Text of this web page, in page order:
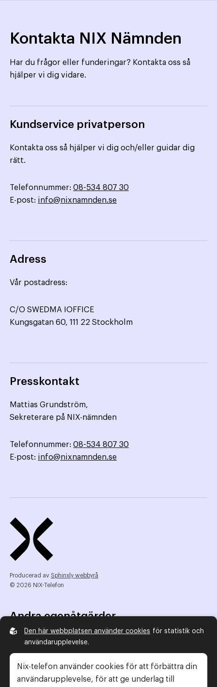
Kontakta NIX Nämnden
Har du frågor eller funderingar? Kontakta oss så
hjälper vi dig vidare.
Kundservice privatperson
Kontakta oss så hjälper vi dig och/eller guidar dig
rätt.
Telefonnummer: 08-534 807 30
E-post: info@nixnamnden.se
Adress
Vår postadress:
C/O SWEDMA IOFFICE
Kungsgatan 60, 111 22 Stockholm
Presskontakt
Mattias Grundström,
Sekreterare på NIX-nämnden
Telefonnummer: 08-534 807 30
E-post: info@nixnamnden.se
Producerad av Sphinxly webbyrå
© 2026 NIX-Telefon
Andra egenåtgärder
NIX Telefon
NIX addresserat
Reklamombudsmannen
Konsumentverket
Den här webbplatsen använder cookies för statistik och
användarupplevelse.
Nix-telefon använder cookies för att förbättra din
användarupplevelse, för att ge underlag till